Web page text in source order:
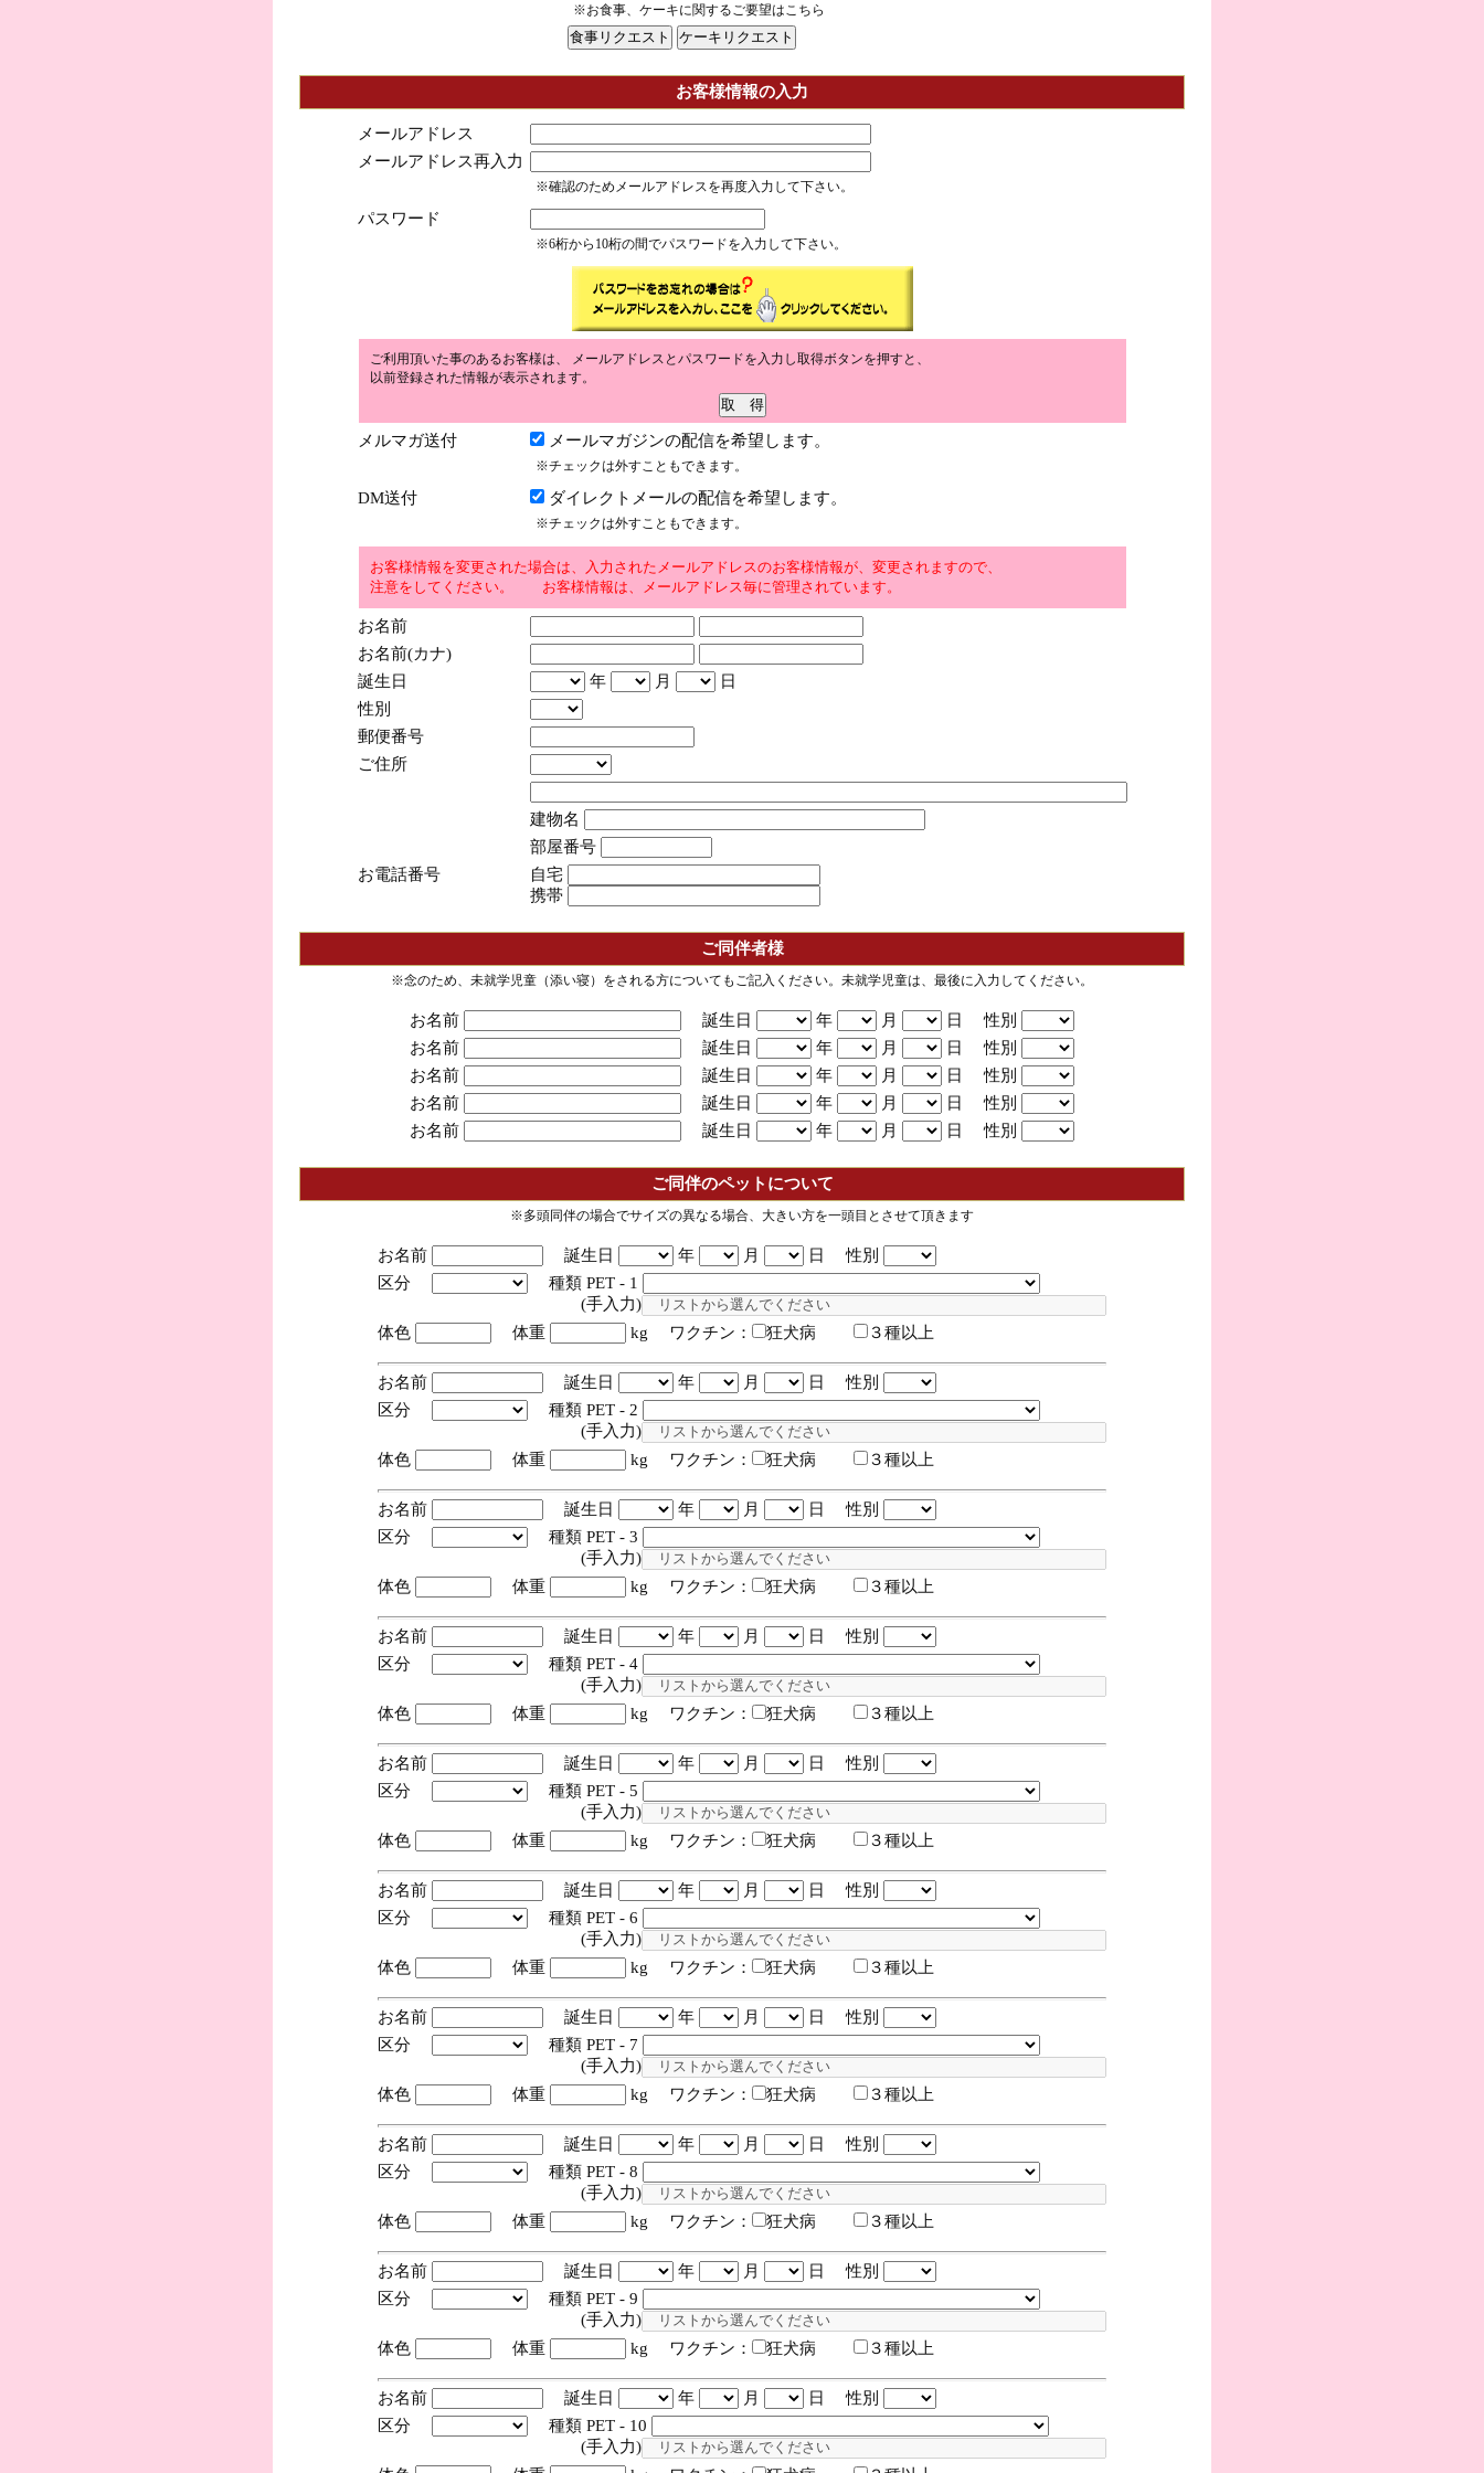
※お食事、ケーキに関するご要望はこちら
お客様情報の入力
メールアドレス
メールアドレス再入力
※確認のためメールアドレスを再度入力して下さい。
パスワード
※6桁から10桁の間でパスワードを入力して下さい。
ご利用頂いた事のあるお客様は、 メールアドレスとパスワードを入力し取得ボタンを押すと、
以前登録された情報が表示されます。
メルマガ送付 メールマガジンの配信を希望します。
※チェックは外すこともできます。
DM送付 ダイレクトメールの配信を希望します。
※チェックは外すこともできます。
お客様情報を変更された場合は、入力されたメールアドレスのお客様情報が、変更されますので、
注意をしてください。 お客様情報は、メールアドレス毎に管理されています。
お名前
お名前(カナ)
誕生日
年 月
日
性別
郵便番号
ご住所
建物名
部屋番号
お電話番号
自宅
携帯
ご同伴者様
※念のため、未就学児童（添い寝）をされる方についてもご記入ください。未就学児童は、最後に入力してください。
お名前 誕生日 年 月
日 性別
お名前
誕生日 年 月
日 性別
お名前
誕生日 年 月
日 性別
お名前
誕生日 年 月
日 性別
お名前
誕生日 年 月 日 性別
ご同伴のペットについて
※多頭同伴の場合でサイズの異なる場合、大きい方を一頭目とさせて頂きます
お名前 誕生日 年 月
日 性別
区分
種類 PET - 1
(手入力)
体色
体重 kg ワクチン： 狂犬病 ３種以上
お名前 誕生日 年 月
日 性別
区分
種類 PET - 2
(手入力)
体色
体重 kg ワクチン： 狂犬病 ３種以上
お名前 誕生日 年 月
日 性別
区分
種類 PET - 3
(手入力)
体色
体重 kg ワクチン： 狂犬病 ３種以上
お名前 誕生日 年 月
日 性別
区分
種類 PET - 4
(手入力)
体色
体重 kg ワクチン： 狂犬病 ３種以上
お名前 誕生日 年 月
日 性別
区分
種類 PET - 5
(手入力)
体色
体重 kg ワクチン： 狂犬病 ３種以上
お名前 誕生日 年 月
日 性別
区分
種類 PET - 6
(手入力)
体色
体重 kg ワクチン： 狂犬病 ３種以上
お名前 誕生日 年 月
日 性別
区分
種類 PET - 7
(手入力)
体色
体重 kg ワクチン： 狂犬病 ３種以上
お名前 誕生日 年 月
日 性別
区分
種類 PET - 8
(手入力)
体色
体重 kg ワクチン： 狂犬病 ３種以上
お名前 誕生日 年 月
日 性別
区分
種類 PET - 9
(手入力)
体色
体重 kg ワクチン： 狂犬病 ３種以上
お名前 誕生日 年 月
日 性別
区分
種類 PET - 10
(手入力)